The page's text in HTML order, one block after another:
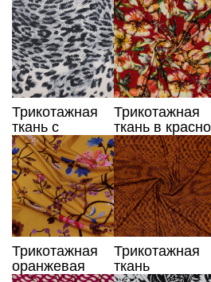
Трикотажная
ткань с
анималистическим
принтом
Трикотажная
ткань в
оранжевые
цветы
Трикотажная
оранжевая
Трикотажная
ткань